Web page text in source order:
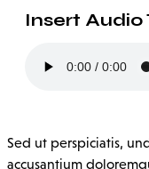
Insert Audio
Sed ut perspiciatis,
accusantium